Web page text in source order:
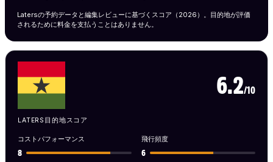
Latersの予約データと編集レビューに基づくスコア（2026）。目的地が評価
されるために料金を支払うことはありません。
6.2/10
LATERS目的地スコア
コストパフォーマンス
8
飛行頻度
6